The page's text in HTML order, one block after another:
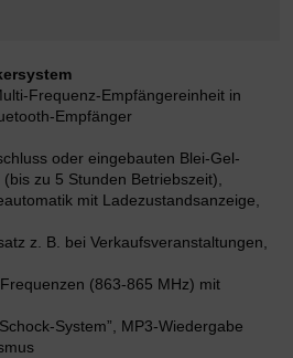
Frequenz-Empfängereinheit in
Empfänger
oder eingebauten Blei-Gel-
zu 5 Stunden Betriebszeit),
mit Ladezustandsanzeige,
z. B. bei Verkaufsveranstaltungen,
(863-865 MHz) mit
System”, MP3-Wiedergabe